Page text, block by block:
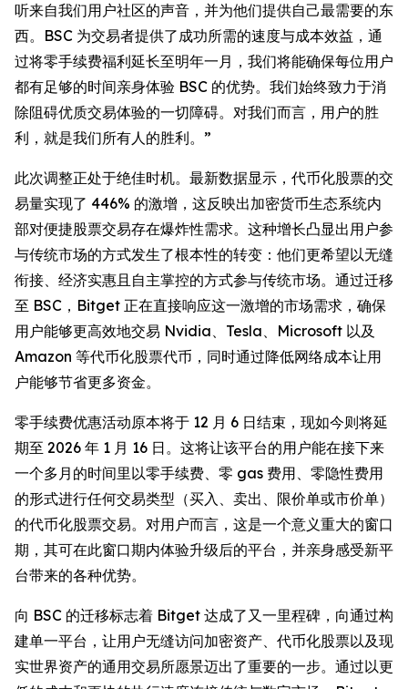
听来自我们用户社区的声音，并为他们提供自己最需要的东
西。BSC 为交易者提供了成功所需的速度与成本效益，通
过将零手续费福利延长至明年一月，我们将能确保每位用户
都有足够的时间亲身体验 BSC 的优势。我们始终致力于消
除阻碍优质交易体验的一切障碍。对我们而言，用户的胜
利，就是我们所有人的胜利。”
此次调整正处于绝佳时机。最新数据显示，代币化股票的交
易量实现了 446% 的激增，这反映出加密货币生态系统内
部对便捷股票交易存在爆炸性需求。这种增长凸显出用户参
与传统市场的方式发生了根本性的转变：他们更希望以无缝
衔接、经济实惠且自主掌控的方式参与传统市场。通过迁移
至 BSC，Bitget 正在直接响应这一激增的市场需求，确保
用户能够更高效地交易 Nvidia、Tesla、Microsoft 以及
Amazon 等代币化股票代币，同时通过降低网络成本让用
户能够节省更多资金。
零手续费优惠活动原本将于 12 月 6 日结束，现如今则将延
期至 2026 年 1 月 16 日。这将让该平台的用户能在接下来
一个多月的时间里以零手续费、零 gas 费用、零隐性费用
的形式进行任何交易类型（买入、卖出、限价单或市价单）
的代币化股票交易。对用户而言，这是一个意义重大的窗口
期，其可在此窗口期内体验升级后的平台，并亲身感受新平
台带来的各种优势。
向 BSC 的迁移标志着 Bitget 达成了又一里程碑，向通过构
建单一平台，让用户无缝访问加密资产、代币化股票以及现
实世界资产的通用交易所愿景迈出了重要的一步。通过以更